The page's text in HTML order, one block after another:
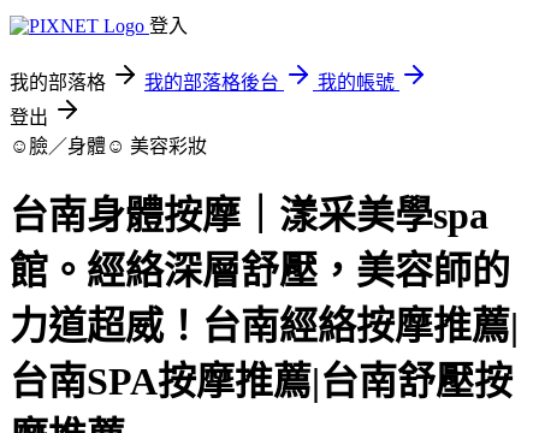
登入
我的部落格 我的部落格後台
我的帳號
登出
☺臉／身體☺ 美容彩妝
台南身體按摩｜漾采美學spa
館。經絡深層舒壓，美容師的
力道超威！台南經絡按摩推薦|
台南SPA按摩推薦|台南舒壓按